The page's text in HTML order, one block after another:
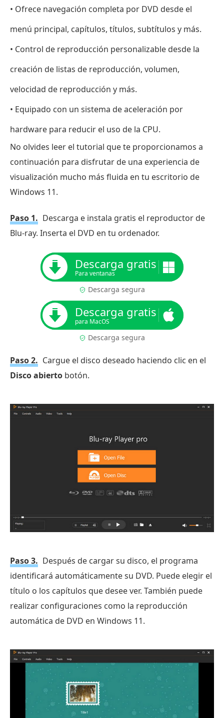
• Ofrece navegación completa por DVD desde el
menú principal, capítulos, títulos, subtítulos y más.
• Control de reproducción personalizable desde la
creación de listas de reproducción, volumen,
velocidad de reproducción y más.
• Equipado con un sistema de aceleración por
hardware para reducir el uso de la CPU.
No olvides leer el tutorial que te proporcionamos a
continuación para disfrutar de una experiencia de
visualización mucho más fluida en tu escritorio de
Windows 11.
Paso 1. Descarga e instala gratis el reproductor de
Blu-ray. Inserta el DVD en tu ordenador.
Descarga gratis
Para ventanas
Descarga segura
Descarga gratis
para MacOS
Descarga segura
Paso 2. Cargue el disco deseado haciendo clic en el
Disco abierto botón.
Paso 3. Después de cargar su disco, el programa
identificará automáticamente su DVD. Puede elegir el
título o los capítulos que desee ver. También puede
realizar configuraciones como la reproducción
automática de DVD en Windows 11.